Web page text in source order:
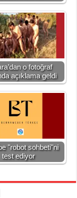
o fotoğraf
açıklama geldi
"robot sohbeti"ni
test ediyor